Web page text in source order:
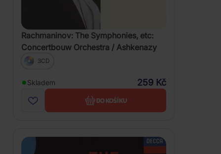
Rachmaninov: The Symphonies, etc:
Concertbouw Orchestra / Ashkenazy
3CD
Skladem 259 Kč
DO KOŠÍKU